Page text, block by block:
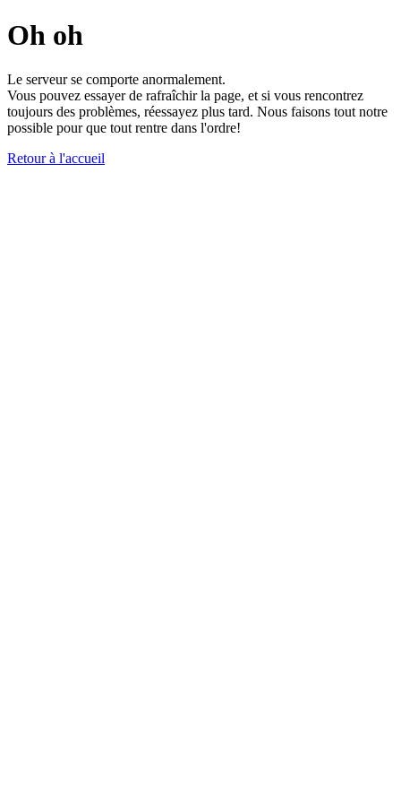
Oh oh
Le serveur se comporte anormalement.
Vous pouvez essayer de rafraîchir la page, et si vous rencontrez
toujours des problèmes, réessayez plus tard. Nous faisons tout notre
possible pour que tout rentre dans l'ordre!
Retour à l'accueil